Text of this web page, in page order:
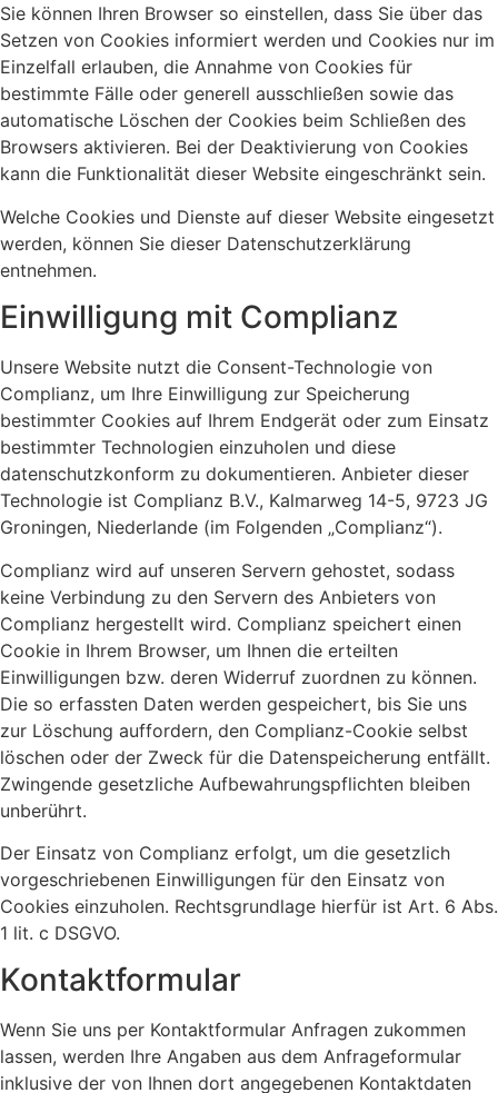
Sie können Ihren Browser so einstellen, dass Sie über das
Setzen von Cookies informiert werden und Cookies nur im
Einzelfall erlauben, die Annahme von Cookies für
bestimmte Fälle oder generell ausschließen sowie das
automatische Löschen der Cookies beim Schließen des
Browsers aktivieren. Bei der Deaktivierung von Cookies
kann die Funktionalität dieser Website eingeschränkt sein.
Welche Cookies und Dienste auf dieser Website eingesetzt
werden, können Sie dieser Datenschutzerklärung
entnehmen.
Einwilligung mit Complianz
Unsere Website nutzt die Consent-Technologie von
Complianz, um Ihre Einwilligung zur Speicherung
bestimmter Cookies auf Ihrem Endgerät oder zum Einsatz
bestimmter Technologien einzuholen und diese
datenschutzkonform zu dokumentieren. Anbieter dieser
Technologie ist Complianz B.V., Kalmarweg 14-5, 9723 JG
Groningen, Niederlande (im Folgenden „Complianz“).
Complianz wird auf unseren Servern gehostet, sodass
keine Verbindung zu den Servern des Anbieters von
Complianz hergestellt wird. Complianz speichert einen
Cookie in Ihrem Browser, um Ihnen die erteilten
Einwilligungen bzw. deren Widerruf zuordnen zu können.
Die so erfassten Daten werden gespeichert, bis Sie uns
zur Löschung auffordern, den Complianz-Cookie selbst
löschen oder der Zweck für die Datenspeicherung entfällt.
Zwingende gesetzliche Aufbewahrungspflichten bleiben
unberührt.
Der Einsatz von Complianz erfolgt, um die gesetzlich
vorgeschriebenen Einwilligungen für den Einsatz von
Cookies einzuholen. Rechtsgrundlage hierfür ist Art. 6 Abs.
1 lit. c DSGVO.
Kontaktformular
Wenn Sie uns per Kontaktformular Anfragen zukommen
lassen, werden Ihre Angaben aus dem Anfrageformular
inklusive der von Ihnen dort angegebenen Kontaktdaten